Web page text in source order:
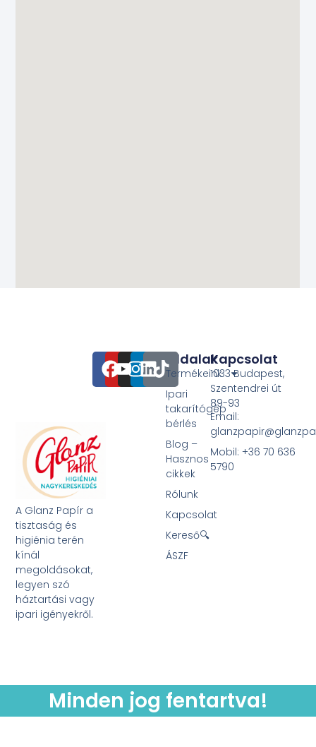
A Glanz Papír a
tisztaság és
higiénia terén
kínál
megoldásokat,
legyen szó
háztartási vagy
ipari igényekről.
Oldalak
Termékeink
Ipari
takarítógép
bérlés
Blog –
Hasznos
cikkek
Rólunk
Kapcsolat
Kereső🔍
ÁSZF
Kapcsolat
1033 Budapest,
Szentendrei út
89-93
Email:
Mobil: +36 70 636
5790
Minden jog fentartva!